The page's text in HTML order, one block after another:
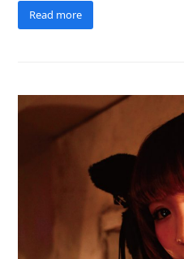
Read more